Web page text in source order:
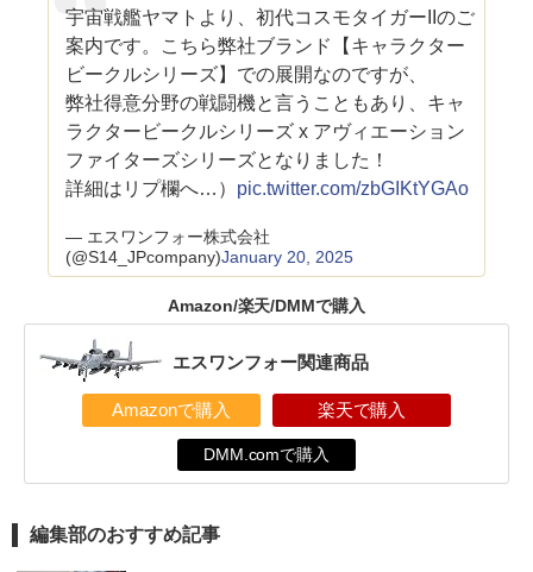
宇宙戦艦ヤマトより、初代コスモタイガーIIのご
案内です。こちら弊社ブランド【キャラクター
ビークルシリーズ】での展開なのですが、
弊社得意分野の戦闘機と言うこともあり、キャ
ラクタービークルシリーズ x アヴィエーション
ファイターズシリーズとなりました！
詳細はリプ欄へ…） pic.twitter.com/zbGIKtYGAo
— エスワンフォー株式会社
(@S14_JPcompany)January 20, 2025
Amazon/楽天/DMMで購入
エスワンフォー関連商品
Amazonで購入 楽天で購入
DMM.comで購入
編集部のおすすめ記事